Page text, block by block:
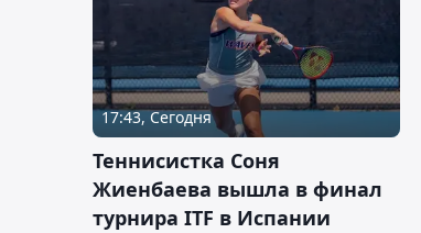
17:43, Сегодня
Теннисистка Соня
Жиенбаева вышла в финал
турнира ITF в Испании